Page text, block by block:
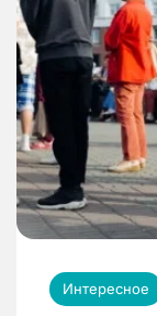
Интересное